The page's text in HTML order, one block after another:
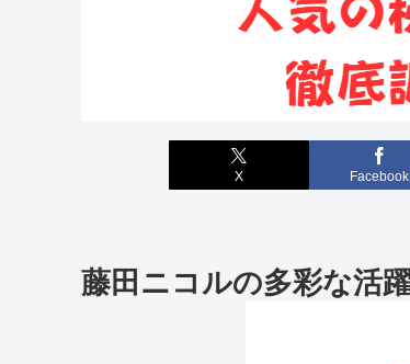
X Facebook
藤田ニコルの多彩な活